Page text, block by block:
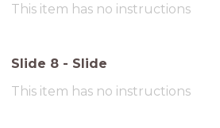
This item has no instructions
Slide 8 - Slide
This item has no instructions